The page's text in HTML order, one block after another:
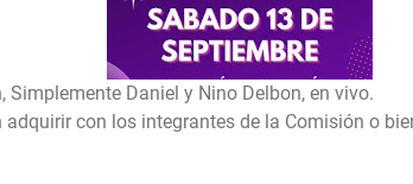
Daniel y Nino Delbon, en vivo.
adquirir con los integrantes de la Comisión o